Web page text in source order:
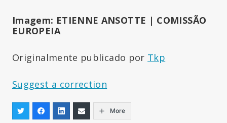
Imagem: ETIENNE ANSOTTE | COMISSÃO
EUROPEIA
Originalmente publicado por Tkp
Suggest a correction
More